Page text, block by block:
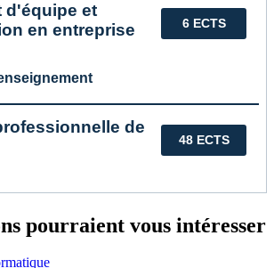
6 ECTS
d'équipe et
en entreprise
48 ECTS
de
pourraient vous intéresser